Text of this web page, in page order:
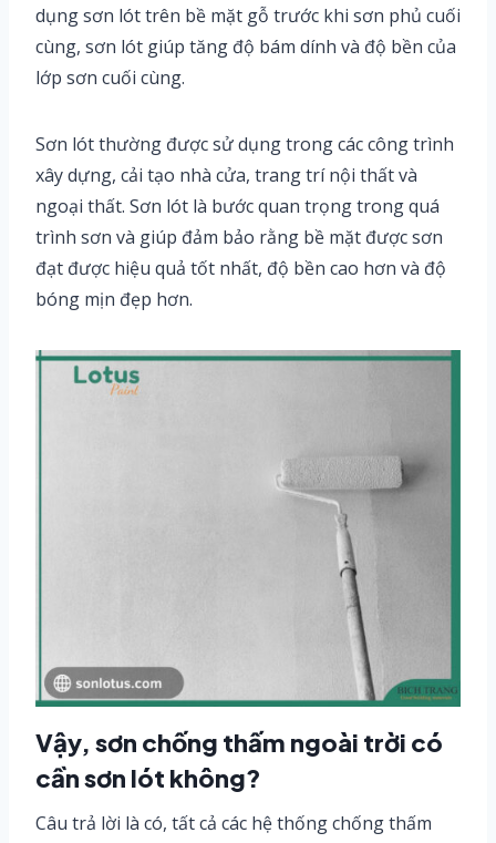
dụng sơn lót trên bề mặt gỗ trước khi sơn phủ cuối
cùng, sơn lót giúp tăng độ bám dính và độ bền của
lớp sơn cuối cùng.
Sơn lót thường được sử dụng trong các công trình
xây dựng, cải tạo nhà cửa, trang trí nội thất và
ngoại thất. Sơn lót là bước quan trọng trong quá
trình sơn và giúp đảm bảo rằng bề mặt được sơn
đạt được hiệu quả tốt nhất, độ bền cao hơn và độ
bóng mịn đẹp hơn.
Vậy, sơn chống thấm ngoài trời có
cần sơn lót không?
Câu trả lời là có, tất cả các hệ thống chống thấm